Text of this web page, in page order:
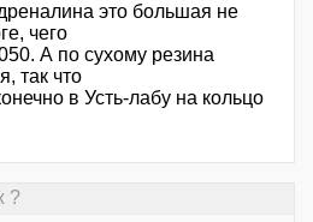
это большая не
чего
А по сухому резина
так что
в Усть-лабу на кольцо
?